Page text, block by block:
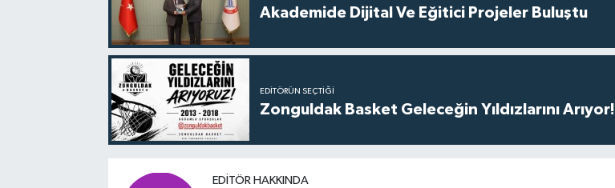
Akademide Dijital Ve Eğitici Projeler Buluştu
EDITÖRÜN SEÇTIĞI
Zonguldak Basket Geleceğin Yıldızlarını Arıyor!
EDITÖR HAKKINDA